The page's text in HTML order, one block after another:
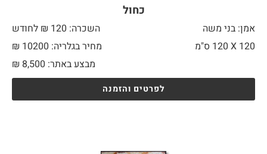
כחול
אמן: בני משה
השכרה: 120 ₪ לחודש
120 X
מחיר בגלריה: 10200 ₪
מבצע באתר:
₪ 8,500
לפרטים והזמנה